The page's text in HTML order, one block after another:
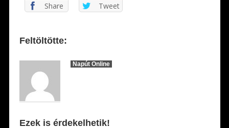
Share Tweet
Feltöltötte:
Napút Online
Ezek is érdekelhetik!